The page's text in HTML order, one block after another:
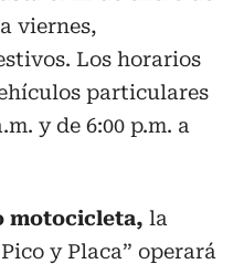
viernes,
Los horarios
particulares
y de 6:00 p.m. a
motocicleta, la
y Placa” operará